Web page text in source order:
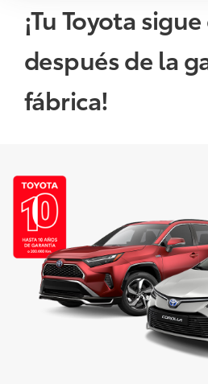
¡Tu Toyota
después de la
fábrica!